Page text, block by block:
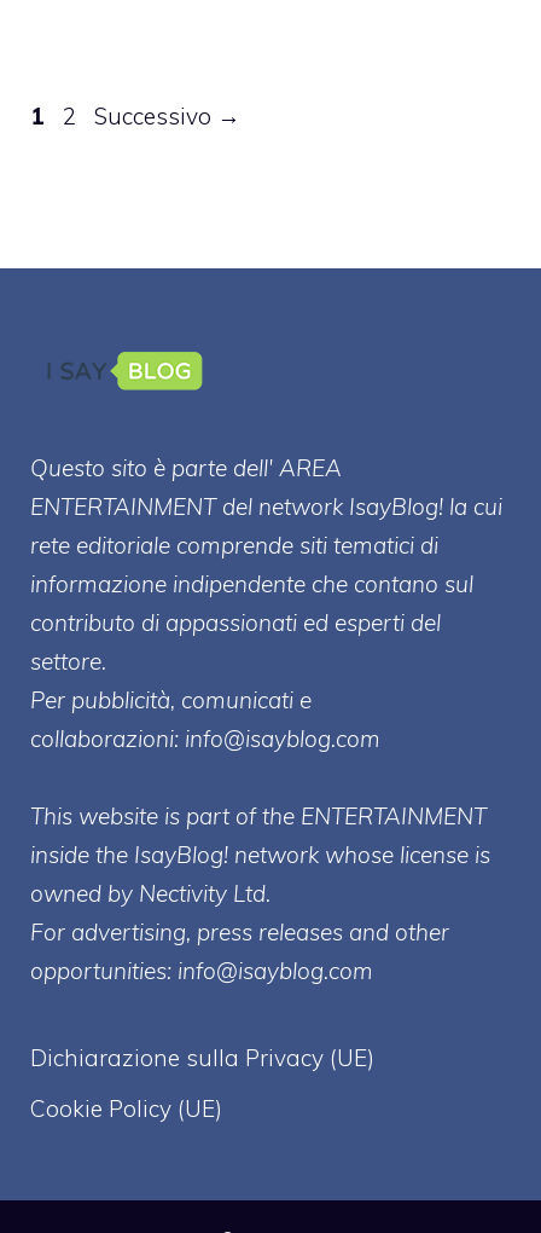
Pagina
1 Pagina
2 Successivo →
Questo sito è parte dell' AREA
ENTERTAINMENT del network IsayBlog! la cui
rete editoriale comprende siti tematici di
informazione indipendente che contano sul
contributo di appassionati ed esperti del
settore.
Per pubblicità, comunicati e
collaborazioni: info@isayblog.com
This website is part of the ENTERTAINMENT
inside the IsayBlog! network whose license is
owned by Nectivity Ltd.
For advertising, press releases and other
opportunities: info@isayblog.com
Dichiarazione sulla Privacy (UE)
Cookie Policy (UE)